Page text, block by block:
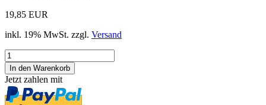
19,85 EUR
inkl. 19% MwSt. zzgl. Versand
Jetzt zahlen mit